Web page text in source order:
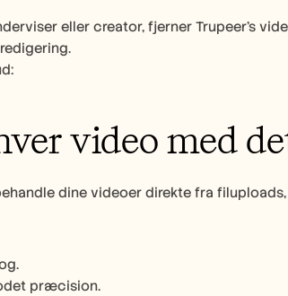
eller creator, fjerner Trupeer’s
video med
dine videoer direkte fra
præcision.